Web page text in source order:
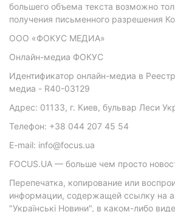
большего объема текста возможно
получения письменного разрешения
ООО «ФОКУС МЕДИА»
Онлайн-медиа ФОКУС
Идентификатор онлайн-медиа в
медиа - R40-03129
Адрес: 01133, г. Киев, бульвар Леси
Телефон: +38 044 207 45 54
E-mail: info@focus.ua
FOCUS.UA — больше чем просто
Перепечатка, копирование или
информации, содержащей ссылку на
"Українські Новини", в каком-либо